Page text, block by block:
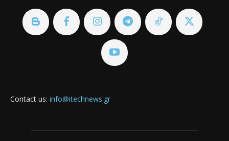
Contact us: info@itechnews.gr